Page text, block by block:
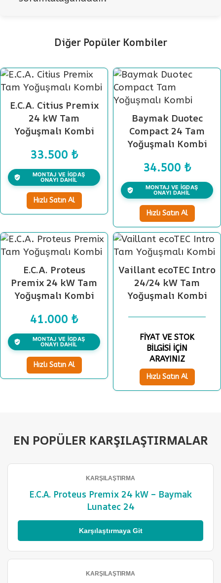
Diğer Popüler Kombiler
E.C.A. Citius Premix
24 kW Tam
Yoğuşmalı Kombi
33.500 ₺
MONTAJ VE İGDAŞ
ONAYI DAHİL
Hızlı Satın Al
Baymak Duotec
Compact 24 Tam
Yoğuşmalı Kombi
34.500 ₺
MONTAJ VE İGDAŞ
ONAYI DAHİL
Hızlı Satın Al
E.C.A. Proteus
Premix 24 kW Tam
Yoğuşmalı Kombi
41.000 ₺
MONTAJ VE İGDAŞ
ONAYI DAHİL
Hızlı Satın Al
Vaillant ecoTEC Intro
24/24 kW Tam
Yoğuşmalı Kombi
FİYAT VE STOK
BİLGİSİ İÇİN
ARAYINIZ
Hızlı Satın Al
EN POPÜLER KARŞILAŞTIRMALAR
KARŞILAŞTIRMA
E.C.A. Proteus Premix 24 kW – Baymak
Lunatec 24
Karşılaştırmaya Git
KARŞILAŞTIRMA